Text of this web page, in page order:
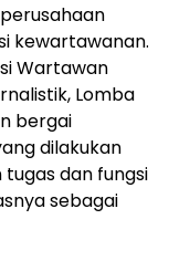
kewartawanan.
Wartawan
Lomba
bergai
dilakukan
dan fungsi
sebagai